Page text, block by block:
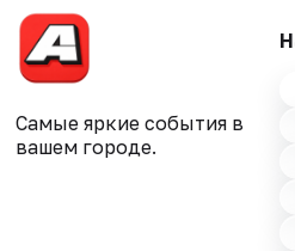
Самые яркие события в
вашем городе.